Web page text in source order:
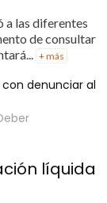
a las diferentes
de consultar
+ más
denunciar al
líquida